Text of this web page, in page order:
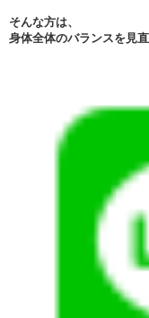
そんな方は、
身体全体のバランスを見